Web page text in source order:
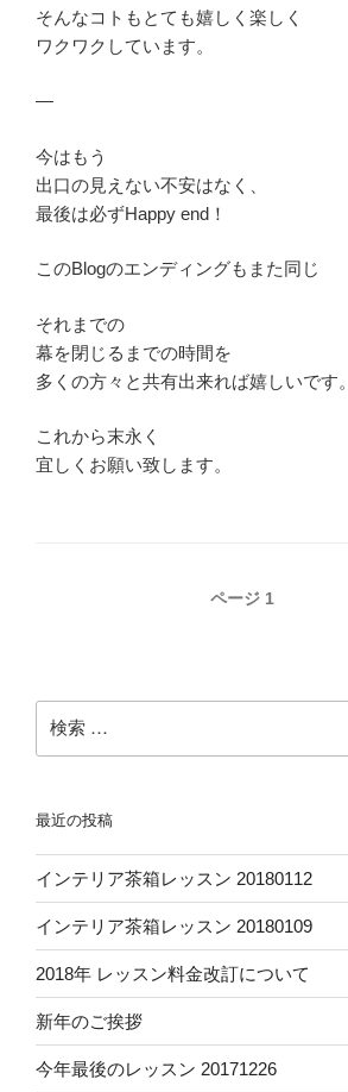
そんなコトもとても嬉しく楽しく
ワクワクしています。
—
今はもう
出口の見えない不安はなく、
最後は必ずHappy end！
このBlogのエンディングもまた同じ
それまでの
幕を閉じるまでの時間を
多くの方々と共有出来れば嬉しいです。
これから末永く
宜しくお願い致します。
ゲ
ー
ョ
ン
ページ 1
検
索:
最近の投稿
インテリア茶箱レッスン 20180112
インテリア茶箱レッスン 20180109
2018年 レッスン料金改訂について
新年のご挨拶
今年最後のレッスン 20171226